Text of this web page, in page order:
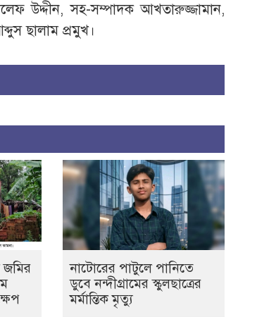
উদ্দীন, সহ-সম্পাদক আখতারুজ্জামান,
ছালাম প্রমুখ।
জমির
নাটোরের পাটুলে পানিতে
ডুবে নন্দীগ্রামের স্কুলছাত্রের
মর্মান্তিক মৃত্যু